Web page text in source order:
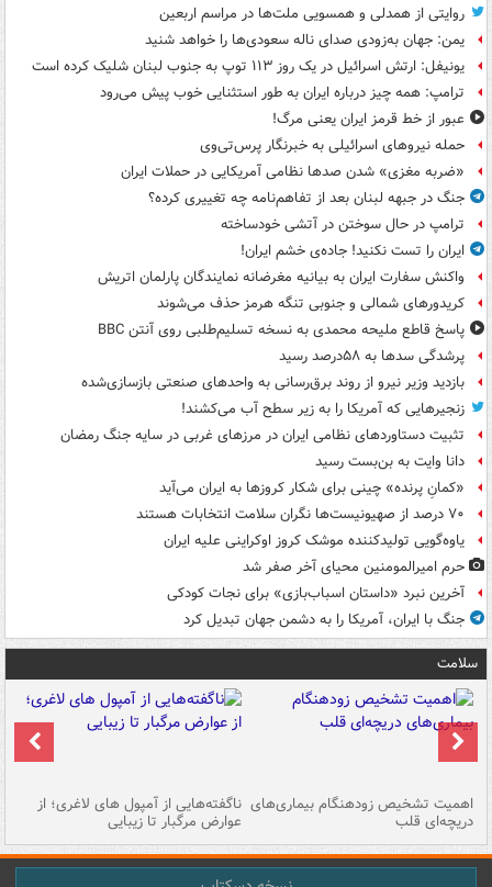
روایتی از همدلی و همسویی ملت‌ها در مراسم اربعین
یمن: جهان به‌زودی صدای ناله سعودی‌ها را خواهد شنید
یونیفل: ارتش اسرائیل در یک روز ۱۱۳ توپ به جنوب لبنان شلیک کرده است
ترامپ: همه چیز درباره ایران به طور استثنایی خوب پیش می‌رود
عبور از خط قرمز ایران یعنی مرگ!
حمله نیروهای اسرائیلی به خبرنگار پرس‌تی‌وی
«ضربه مغزی» شدن صدها نظامی آمریکایی در حملات ایران
جنگ در جبهه لبنان بعد از تفاهم‌نامه چه تغییری کرده؟
ترامپ در حال سوختن در آتشی خودساخته
ایران را تست نکنید! جاده‌ی خشم ایران!
واکنش سفارت ایران به بیانیه مغرضانه نمایندگان پارلمان اتریش
کریدورهای شمالی و جنوبی تنگه هرمز حذف می‌شوند
پاسخ قاطع ملیحه محمدی به نسخه تسلیم‌طلبی روی آنتن BBC
پرشدگی سدها به ۵۸درصد رسید
بازدید وزیر نیرو از روند برق‌رسانی به واحدهای صنعتی بازسازی‌شده
زنجیرهایی که آمریکا را به زیر سطح آب می‌کشند!
تثبیت دستاوردهای نظامی ایران در مرزهای غربی در سایه جنگ رمضان
دانا وایت به بن‌بست رسید
«کمانِ پرنده» چینی برای شکار کروزها به ایران می‌آید
۷۰ درصد از صهیونیست‌ها نگران سلامت انتخابات هستند
یاوه‌گویی تولیدکننده موشک کروز اوکراینی علیه ایران
حرم امیرالمومنین محیای آخر صفر شد
آخرین نبرد «داستان اسباب‌بازی» برای نجات کودکی
جنگ با ایران، آمریکا را به دشمن جهان تبدیل کرد
سلامت
اهمیت تشخیص زودهنگام بیماری‌های
دریچه‌ای قلب
ناگفته‌هایی از آمپول های لاغری؛ از
عوارض مرگبار تا زیبایی